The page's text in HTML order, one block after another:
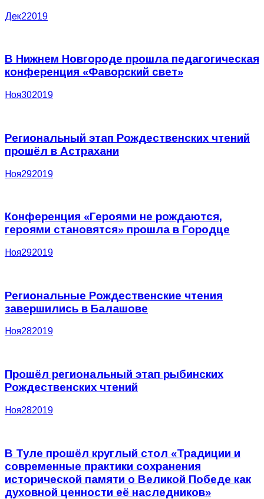
Дек22019
В Нижнем Новгороде прошла педагогическая
конференция «Фаворский свет»
Ноя302019
Региональный этап Рождественских чтений
прошёл в Астрахани
Ноя292019
Конференция «Героями не рождаются,
героями становятся» прошла в Городце
Ноя292019
Региональные Рождественские чтения
завершились в Балашове
Ноя282019
Прошёл региональный этап рыбинских
Рождественских чтений
Ноя282019
В Туле прошёл круглый стол «Традиции и
современные практики сохранения
исторической памяти о Великой Победе как
духовной ценности её наследников»